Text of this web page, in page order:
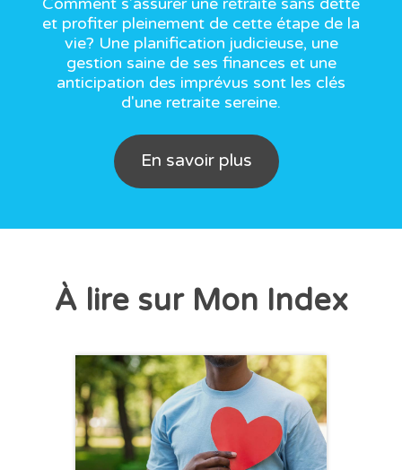
et profiter pleinement de cette étape de la
vie? Une planification judicieuse, une
gestion saine de ses finances et une
anticipation des imprévus sont les clés
d'une retraite sereine.
En savoir plus
À lire sur Mon Index
CHRONIQUE